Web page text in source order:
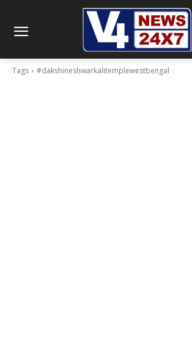
Tags #dakshineshwarkalitemplewestbengal